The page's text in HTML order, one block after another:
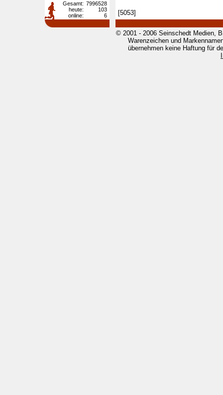
[5053]
Gesamt: 7996528
heute:
103
online:
6
© 2001 - 2006 Seinschedt Medien,
Warenzeichen und
übernehmen keine Haftung für